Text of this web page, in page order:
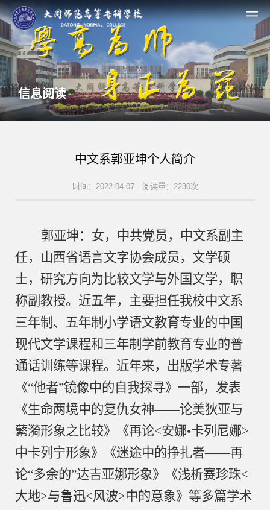
信息阅读
中文系郭亚坤个人简介
时间：2022-04-07 阅读量：2230次
郭亚坤：女，中共党员，中文系副主
任，山西省语言文字协会成员，文学硕
士，研究方向为比较文学与外国文学，职
称副教授。近五年，主要担任我校中文系
三年制、五年制小学语文教育专业的中国
现代文学课程和三年制学前教育专业的普
通话训练等课程。近年来，出版学术专著
《“他者”镜像中的自我探寻》一部，发表
《生命两境中的复仇女神——论美狄亚与
蘩漪形象之比较》《再论<安娜•卡列尼娜>
中卡列宁形象》《迷途中的挣扎者——再
论“多余的”达吉亚娜形象》《浅析赛珍珠<
大地>与鲁迅<风波>中的意象》等多篇学术